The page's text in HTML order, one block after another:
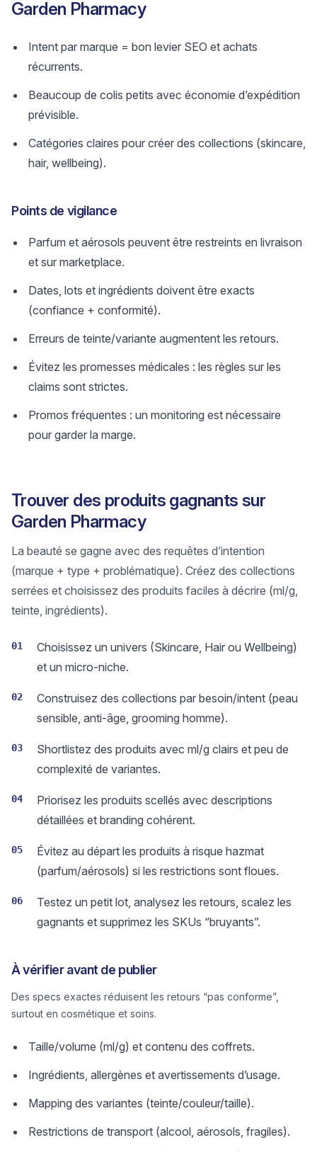
Garden Pharmacy
Intent par marque = bon levier SEO et achats
récurrents.
Beaucoup de colis petits avec économie d’expédition
prévisible.
Catégories claires pour créer des collections (skincare,
hair, wellbeing).
Points de vigilance
Parfum et aérosols peuvent être restreints en livraison
et sur marketplace.
Dates, lots et ingrédients doivent être exacts
(confiance + conformité).
Erreurs de teinte/variante augmentent les retours.
Évitez les promesses médicales : les règles sur les
claims sont strictes.
Promos fréquentes : un monitoring est nécessaire
pour garder la marge.
Trouver des produits gagnants sur
Garden Pharmacy
La beauté se gagne avec des requêtes d’intention
(marque + type + problématique). Créez des collections
serrées et choisissez des produits faciles à décrire (ml/g,
teinte, ingrédients).
01
Choisissez un univers (Skincare, Hair ou Wellbeing)
et un micro-niche.
02
Construisez des collections par besoin/intent (peau
sensible, anti-âge, grooming homme).
03
Shortlistez des produits avec ml/g clairs et peu de
complexité de variantes.
04
Priorisez les produits scellés avec descriptions
détaillées et branding cohérent.
05
Évitez au départ les produits à risque hazmat
(parfum/aérosols) si les restrictions sont floues.
06
Testez un petit lot, analysez les retours, scalez les
gagnants et supprimez les SKUs “bruyants”.
À vérifier avant de publier
Des specs exactes réduisent les retours “pas conforme”,
surtout en cosmétique et soins.
Taille/volume (ml/g) et contenu des coffrets.
Ingrédients, allergènes et avertissements d’usage.
Mapping des variantes (teinte/couleur/taille).
Restrictions de transport (alcool, aérosols, fragiles).